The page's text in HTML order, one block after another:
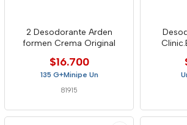
2 Desodorante Arden
formen Crema Original
$16.700
135 G+Minipe Un
81915